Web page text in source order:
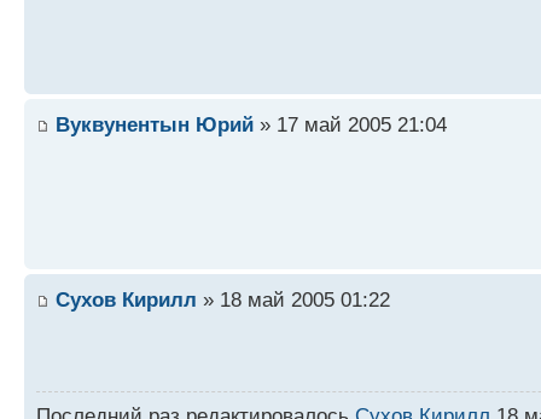
Вуквунентын Юрий » 17 май 2005 21:04
Сухов Кирилл » 18 май 2005 01:22